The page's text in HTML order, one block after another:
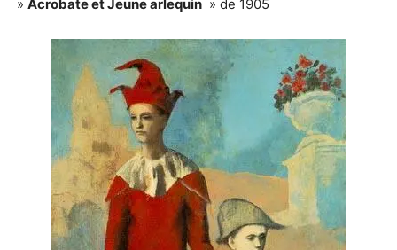
» Acrobate et Jeune arlequin » de 1905